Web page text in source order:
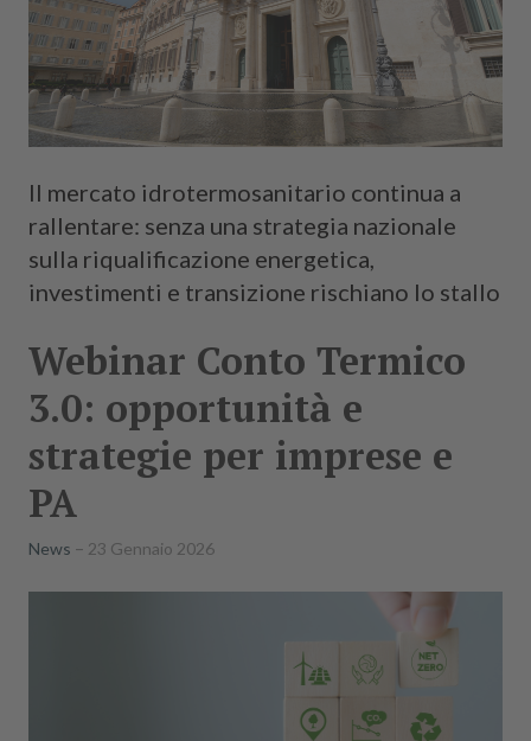
Il mercato idrotermosanitario continua a
rallentare: senza una strategia nazionale
sulla riqualificazione energetica,
investimenti e transizione rischiano lo stallo
Webinar Conto Termico
3.0: opportunità e
strategie per imprese e
PA
News 23 Gennaio 2026